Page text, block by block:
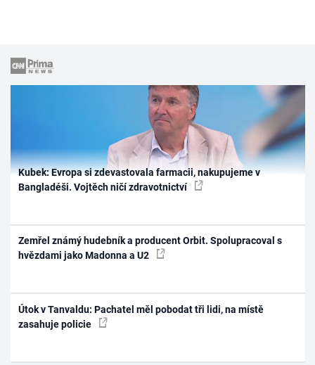
Kubek: Evropa si zdevastovala farmacii, nakupujeme v
Bangladéši. Vojtěch ničí zdravotnictví
Zemřel známý hudebník a producent Orbit. Spolupracoval s
hvězdami jako Madonna a U2
Útok v Tanvaldu: Pachatel měl pobodat tři lidi, na místě
zasahuje policie